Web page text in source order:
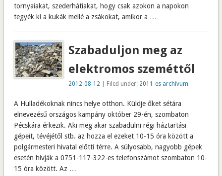
tornyaiakat, szederhátiakat, hogy csak azokon a napokon
tegyék ki a kukák mellé a zsákokat, amikor a …
Szabaduljon meg az
elektromos szeméttől
2012-08-12 | Filed under: 2011-es archívum
A Hulladékoknak nincs helye otthon. Küldje őket sétára
elnevezésű országos kampány október 29-én, szombaton
Pécskára érkezik. Aki meg akar szabadulni régi háztartási
gépeit, tévéjétől stb. az hozza el ezeket 10-15 óra között a
polgármesteri hivatal előtti térre. A súlyosabb, nagyobb gépek
esetén hívják a 0751-117-322-es telefonszámot szombaton 10-
15 óra között. Az …